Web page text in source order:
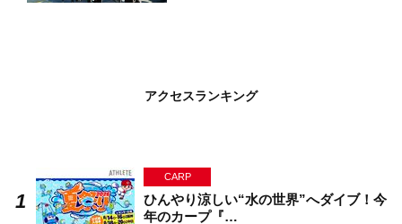
アクセスランキング
CARP
ひんやり涼しい“水の世界”へダイブ！今
年のカープ『…